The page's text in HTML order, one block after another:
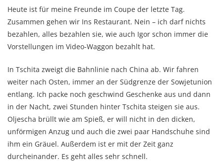
Heute ist für meine Freunde im Coupe der letzte Tag.
Zusammen gehen wir Ins Restaurant. Nein – ich darf nichts
bezahlen, alles bezahlen sie, wie auch Igor schon immer die
Vorstellungen im Video-Waggon bezahlt hat.
In Tschita zweigt die Bahnlinie nach China ab. Wir fahren
weiter nach Osten, immer an der Südgrenze der Sowjetunion
entlang. Ich packe noch geschwind Geschenke aus und dann
in der Nacht, zwei Stunden hinter Tschita steigen sie aus.
Oljescha brüllt wie am Spieß, er will nicht in den dicken,
unförmigen Anzug und auch die zwei paar Handschuhe sind
ihm ein Gräuel. Außerdem ist er mit der Zeit ganz
durcheinander. Es geht alles sehr schnell.